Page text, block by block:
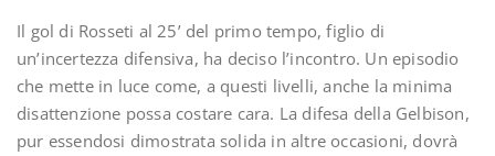
Il gol di Rosseti al 25’ del primo tempo, figlio di
un’incertezza difensiva, ha deciso l’incontro. Un episodio
che mette in luce come, a questi livelli, anche la minima
disattenzione possa costare cara. La difesa della Gelbison,
pur essendosi dimostrata solida in altre occasioni, dovrà